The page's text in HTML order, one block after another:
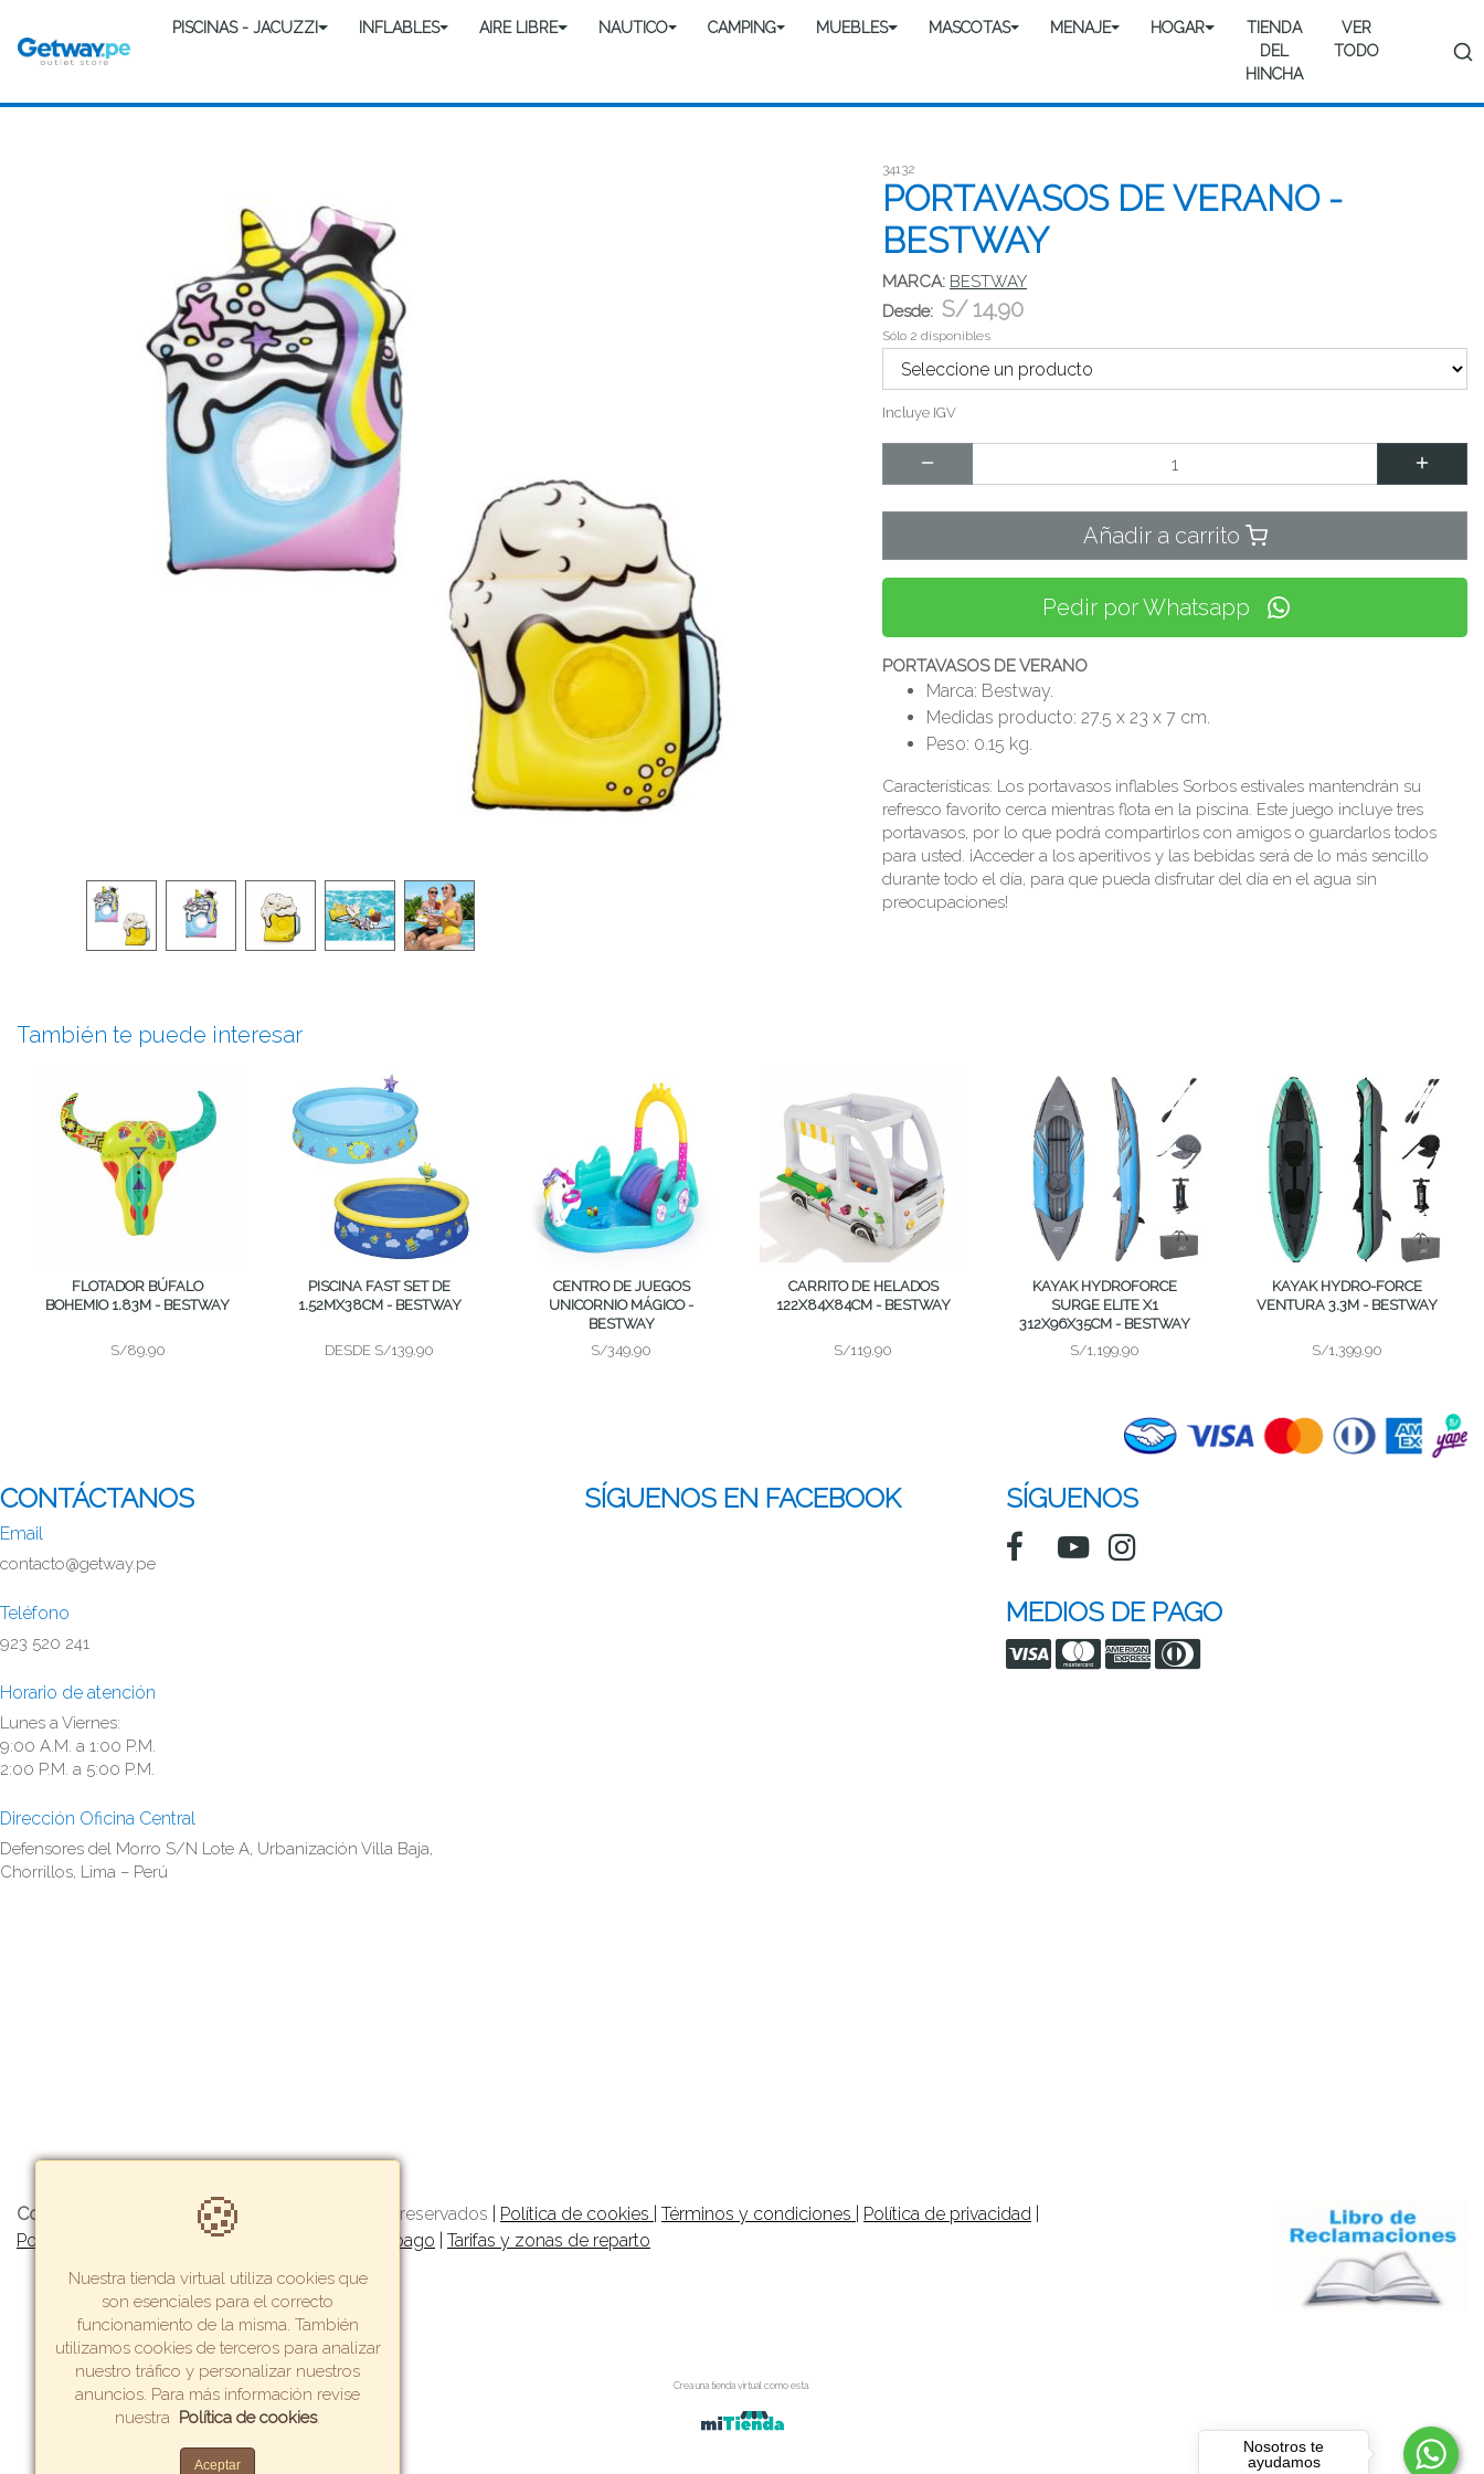
PISCINAS - JACUZZI INFLABLES AIRE LIBRE NAUTICO CAMPING MUEBLES MASCOTAS MENAJE HOGAR
TIENDA
DEL
HINCHA
VER
TODO
34132
PORTAVASOS DE VERANO -
BESTWAY
MARCA: BESTWAY
Desde: S/14.90
Sólo 2 disponibles
Incluye IGV
Añadir a carrito
Pedir por Whatsapp
PORTAVASOS DE VERANO
Marca: Bestway.
Medidas producto: 27.5 x 23 x 7 cm.
Peso: 0.15 kg.
Características: Los portavasos inflables Sorbos estivales mantendrán su
refresco favorito cerca mientras flota en la piscina. Este juego incluye tres
portavasos, por lo que podrá compartirlos con amigos o guardarlos todos
para usted. ¡Acceder a los aperitivos y las bebidas será de lo más sencillo
durante todo el día, para que pueda disfrutar del día en el agua sin
preocupaciones!
También te puede interesar
FLOTADOR BÚFALO
BOHEMIO 1.83M - BESTWAY
S/89.90
PISCINA FAST SET DE
1.52MX38CM - BESTWAY
DESDE S/139.90
CENTRO DE JUEGOS
UNICORNIO MÁGICO -
BESTWAY
S/349.90
CARRITO DE HELADOS
122X84X84CM - BESTWAY
S/119.90
KAYAK HYDROFORCE
SURGE ELITE X1
312X96X35CM - BESTWAY
S/1,199.90
KAYAK HYDRO-FORCE
VENTURA 3.3M - BESTWAY
S/1,399.90
CONTÁCTANOS
Email
contacto@getway.pe
Teléfono
923 520 241
Horario de atención
Lunes a Viernes:
9:00 A.M. a 1:00 P.M.
2:00 P.M. a 5:00 P.M.
Dirección Oficina Central
Defensores del Morro S/N Lote A, Urbanización Villa Baja,
Chorrillos, Lima – Perú
SÍGUENOS EN FACEBOOK SÍGUENOS
MEDIOS DE PAGO
Copyright© 2022 Getway- Todos los derechos reservados Política de cookies Términos y condiciones Política de privacidad
Política de garantía y devoluciones
Formas de pago Tarifas y zonas de reparto
Crea una tienda virtual como esta.
🍪
Nuestra tienda virtual utiliza cookies que
son esenciales para el correcto
funcionamiento de la misma. También
utilizamos cookies de terceros para analizar
nuestro tráfico y personalizar nuestros
anuncios. Para más información revise
nuestra Política de cookies.
Aceptar
Nosotros te
ayudamos